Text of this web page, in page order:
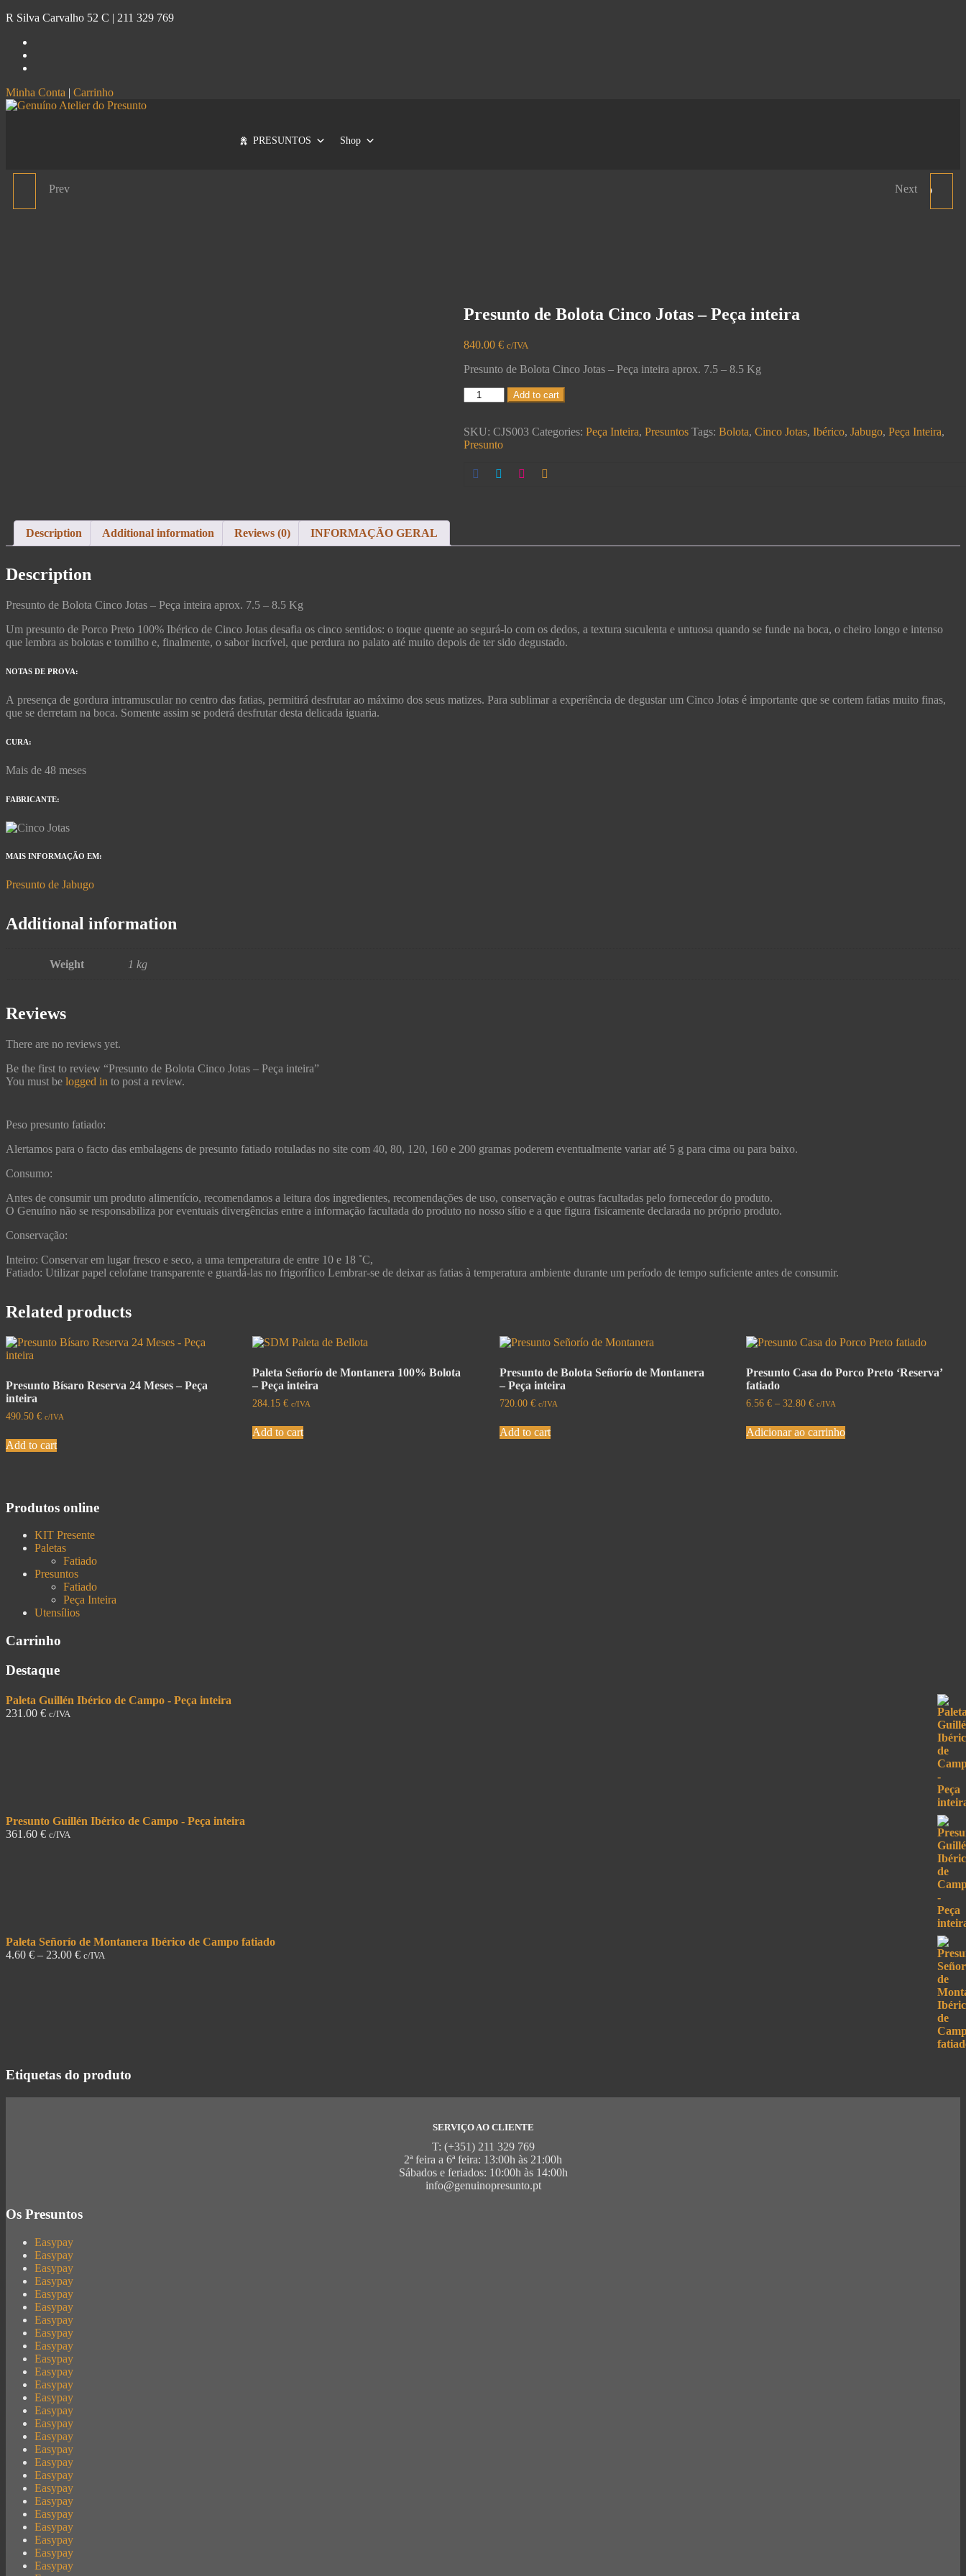
R Silva Carvalho 52 C | 211 329 769
Minha Conta | Carrinho
PRESUNTOS Shop
PRESUNTO DE BOLOTA
Prev PALETA CASA DO PORCO
Next
Presunto de Bolota Cinco Jotas – Peça inteira
840.00€ c/IVA
Presunto de Bolota Cinco Jotas – Peça inteira aprox. 7.5 – 8.5 Kg
Add to cart
SKU:CJS003 Categories:Peça Inteira,Presuntos Tags:Bolota,Cinco Jotas,Ibérico,Jabugo,Peça Inteira,
Presunto
Description Additional information Reviews (0) INFORMAÇÃO GERAL
Description
Presunto de Bolota Cinco Jotas – Peça inteira aprox. 7.5 – 8.5 Kg
Um presunto de Porco Preto 100% Ibérico de Cinco Jotas desafia os cinco sentidos: o toque quente ao segurá-lo com os dedos, a textura suculenta e untuosa quando se funde na boca, o cheiro longo e intenso
que lembra as bolotas e tomilho e, finalmente, o sabor incrível, que perdura no palato até muito depois de ter sido degustado.
NOTAS DE PROVA:
A presença de gordura intramuscular no centro das fatias, permitirá desfrutar ao máximo dos seus matizes. Para sublimar a experiência de degustar um Cinco Jotas é importante que se cortem fatias muito finas,
que se derretam na boca. Somente assim se poderá desfrutar desta delicada iguaria.
CURA:
Mais de 48 meses
FABRICANTE:
MAIS INFORMAÇÃO EM:
Presunto de Jabugo
Additional information
Weight 1 kg
Reviews
There are no reviews yet.
Be the first to review “Presunto de Bolota Cinco Jotas – Peça inteira”
You must be logged in to post a review.
Peso presunto fatiado:
Alertamos para o facto das embalagens de presunto fatiado rotuladas no site com 40, 80, 120, 160 e 200 gramas poderem eventualmente variar até 5 g para cima ou para baixo.
Consumo:
Antes de consumir um produto alimentício, recomendamos a leitura dos ingredientes, recomendações de uso, conservação e outras facultadas pelo fornecedor do produto.
O Genuíno não se responsabiliza por eventuais divergências entre a informação facultada do produto no nosso sítio e a que figura fisicamente declarada no próprio produto.
Conservação:
Inteiro: Conservar em lugar fresco e seco, a uma temperatura de entre 10 e 18 ˚C,
Fatiado: Utilizar papel celofane transparente e guardá-las no frigorífico Lembrar-se de deixar as fatias à temperatura ambiente durante um período de tempo suficiente antes de consumir.
Related products
Presunto Bísaro Reserva 24 Meses – Peça
inteira
490.50 € c/IVA
Add to cart
Paleta Señorío de Montanera 100% Bolota
– Peça inteira
284.15€ c/IVA
Add to cart
Presunto de Bolota Señorío de Montanera
– Peça inteira
720.00 € c/IVA
Add to cart
Presunto Casa do Porco Preto ‘Reserva’
fatiado
6.56 € – 32.80 € c/IVA
Adicionar ao carrinho
Produtos online
KIT Presente
Paletas
Fatiado
Presuntos
Fatiado
Peça Inteira
Utensílios
Carrinho
Destaque
Paleta Guillén Ibérico de Campo - Peça inteira
231.00 € c/IVA
Presunto Guillén Ibérico de Campo - Peça inteira
361.60 € c/IVA
Paleta Señorío de Montanera Ibérico de Campo fatiado
4.60 € – 23.00 € c/IVA
Etiquetas do produto
SERVIÇO AO CLIENTE
T: (+351) 211 329 769
2ª feira a 6ª feira: 13:00h às 21:00h
Sábados e feriados: 10:00h às 14:00h
info@genuinopresunto.pt
Os Presuntos
Easypay
Easypay
Easypay
Easypay
Easypay
Easypay
Easypay
Easypay
Easypay
Easypay
Easypay
Easypay
Easypay
Easypay
Easypay
Easypay
Easypay
Easypay
Easypay
Easypay
Easypay
Easypay
Easypay
Easypay
Easypay
Easypay